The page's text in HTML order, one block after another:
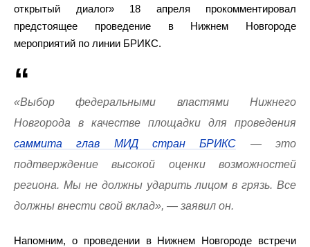
открытый диалог» 18 апреля прокомментировал
предстоящее проведение в Нижнем Новгороде
мероприятий по линии БРИКС.
«Выбор федеральными властями Нижнего
Новгорода в качестве площадки для проведения
саммита глав МИД стран БРИКС — это
подтверждение высокой оценки возможностей
региона. Мы не должны ударить лицом в грязь. Все
должны внести свой вклад», — заявил он.
Напомним, о проведении в Нижнем Новгороде встречи